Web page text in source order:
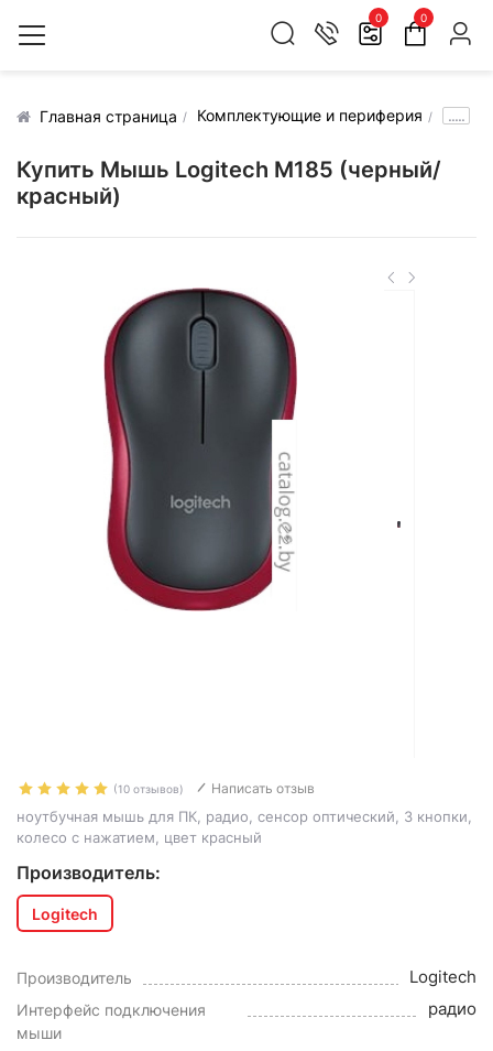
0 0
Главная страница Комплектующие и периферия .....
Купить Мышь Logitech M185 (черный/
красный)
(10 отзывов) Написать отзыв
ноутбучная мышь для ПК, радио, сенсор оптический, 3 кнопки,
колесо с нажатием, цвет красный
Производитель:
Logitech
Производитель Logitech
Интерфейс подключения
мыши
радио